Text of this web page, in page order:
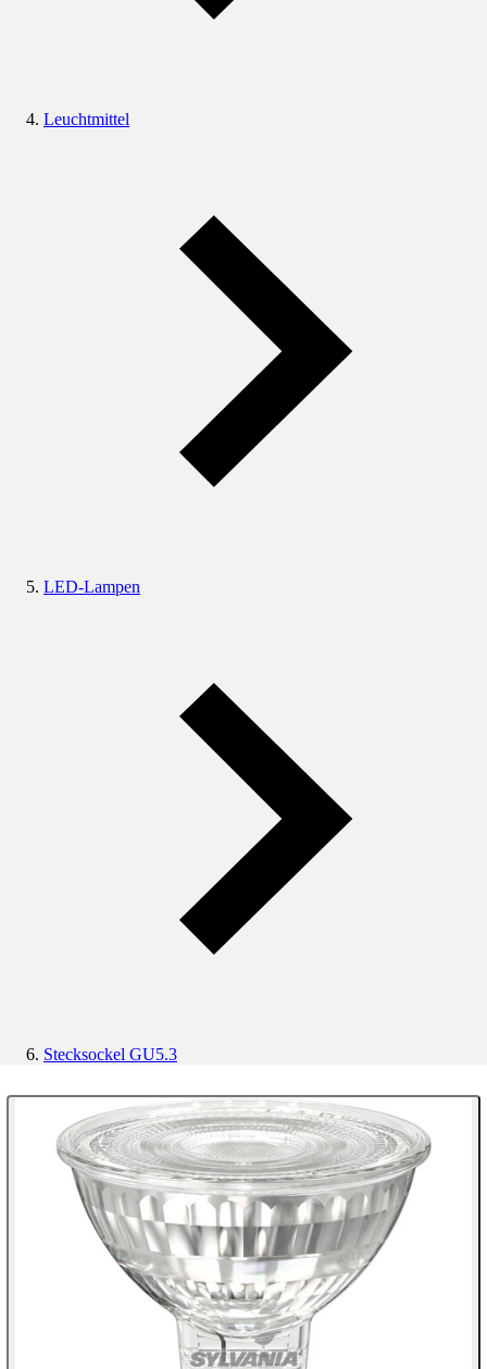
Leuchtmittel
LED-Lampen
Stecksockel GU5.3